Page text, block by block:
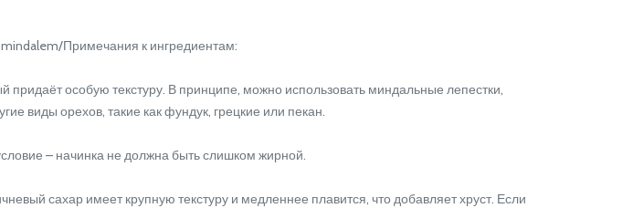
Примечания к ингредиентам:
особую текстуру. В принципе, можно использовать миндальные лепестки,
виды орехов, такие как фундук, грецкие или пекан.
– начинка не должна быть слишком жирной.
сахар имеет крупную текстуру и медленнее плавится, что добавляет хруст. Если